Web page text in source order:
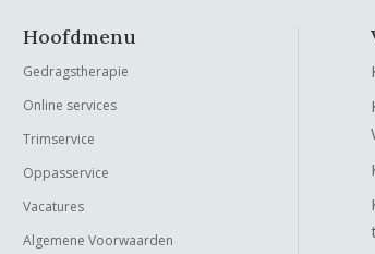
Hoofdmenu
Gedragstherapie
Online services
Trimservice
Oppasservice
Vacatures
Algemene Voorwaarden